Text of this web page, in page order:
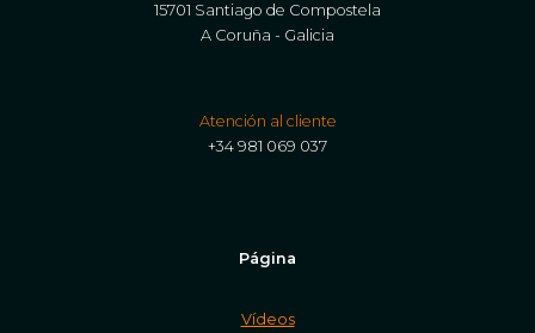
15701 Santiago de Compostela
A Coruña - Galicia
Atención al cliente
+34 981 069 037
Página
Vídeos